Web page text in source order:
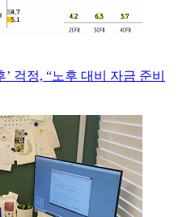
’ 걱정, “노후 대비 자금 준비